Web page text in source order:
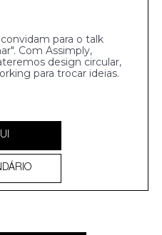
para o talk
Com Assimply,
design circular,
para trocar ideias.